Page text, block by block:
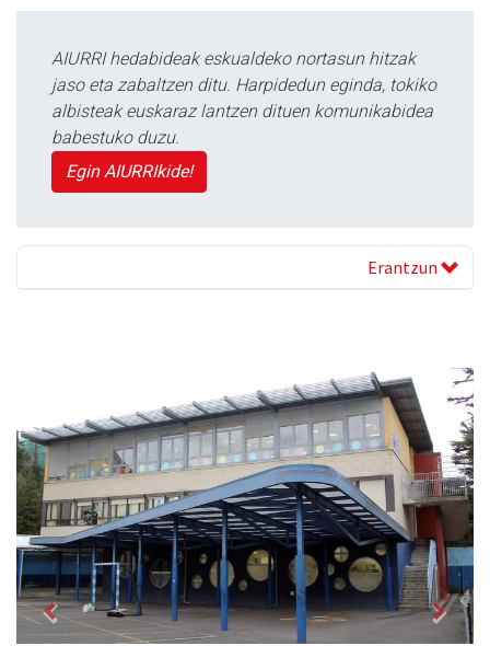
AIURRI hedabideak eskualdeko nortasun hitzak
jaso eta zabaltzen ditu. Harpidedun eginda, tokiko
albisteak euskaraz lantzen dituen komunikabidea
babestuko duzu.
Egin AIURRIkide!
Erantzun
Previous Next